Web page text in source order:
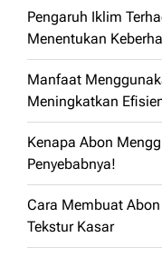
Pengaruh Iklim
Menentukan
Manfaat
Meningkatkan
Kenapa Abon
Penyebabnya!
Cara Membuat
Tekstur Kasar